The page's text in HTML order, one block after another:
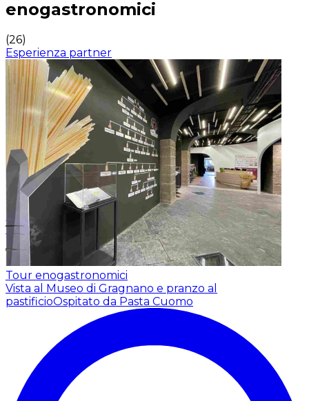
enogastronomici
(26)
Esperienza partner
Tour enogastronomici
Vista al Museo di Gragnano e pranzo al
pastificioOspitato da Pasta Cuomo